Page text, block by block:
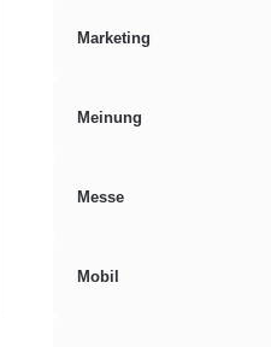
Marketing
Meinung
Messe
Mobil